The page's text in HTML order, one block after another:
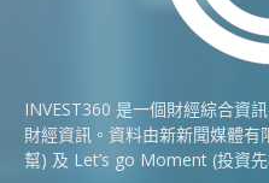
INVEST360 是一個財經綜合資
財經資訊。資料由新新聞媒體
幫) 及 Let’s go Moment (投資先